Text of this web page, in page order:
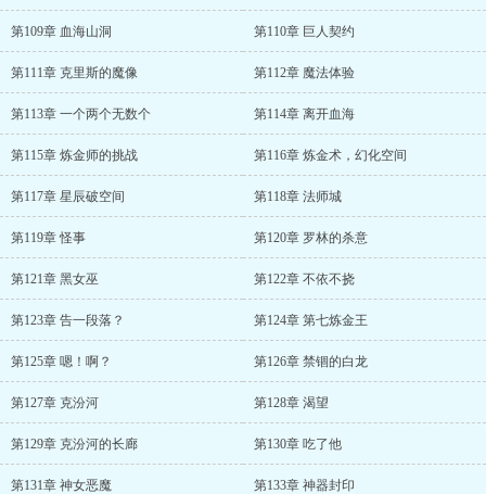
第109章 血海山洞 第110章 巨人契约
第111章 克里斯的魔像 第112章 魔法体验
第113章 一个两个无数个 第114章 离开血海
第115章 炼金师的挑战 第116章 炼金术，幻化空间
第117章 星辰破空间 第118章 法师城
第119章 怪事 第120章 罗林的杀意
第121章 黑女巫 第122章 不依不挠
第123章 告一段落？ 第124章 第七炼金王
第125章 嗯！啊？ 第126章 禁锢的白龙
第127章 克汾河 第128章 渴望
第129章 克汾河的长廊 第130章 吃了他
第131章 神女恶魔 第133章 神器封印